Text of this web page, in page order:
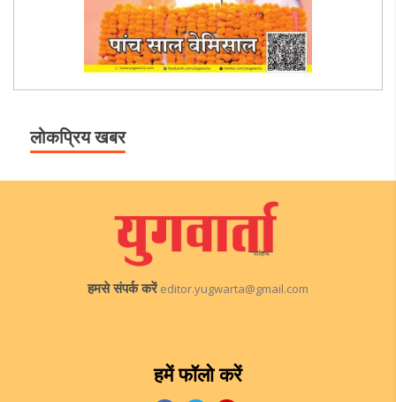
लोकप्रिय खबर
हमसे संपर्क करें editor.yugwarta@gmail.com
हमें फॉलो करें